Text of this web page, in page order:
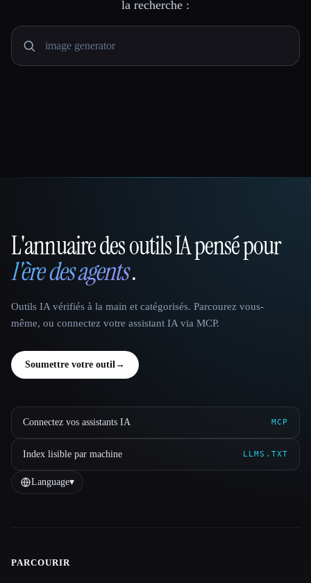
la recherche :
That AI Collection
L'annuaire des outils IA pensé pour
l'ère des agents.
Outils IA vérifiés à la main et catégorisés. Parcourez vous-
même, ou connectez votre assistant IA via MCP.
Soumettre votre outil→
Connectez vos assistants IA MCP
Index lisible par machine LLMS.TXT
Language▾
Site navigation
PARCOURIR